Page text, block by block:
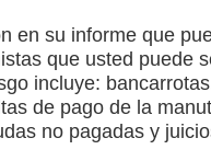
en su informe que
que usted puede
incluye:
de pago de la
no pagadas y